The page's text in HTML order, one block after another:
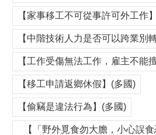
【家事移工不可從事許可外工作
【中階技術人力是否可以跨業別
【工作受傷無法工作，雇主不能
【移工申請返鄉休假】(多國)
【偷竊是違法行為】(多國)
【「野外覓食勿大膽，小心誤